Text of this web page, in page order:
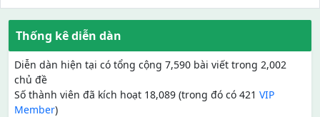
Thống kê diễn dàn
Diễn dàn hiện tại có tổng cộng 7,590 bài viết trong 2,002
chủ đề
Số thành viên đã kích hoạt 18,089 (trong đó có 421 VIP
Member)